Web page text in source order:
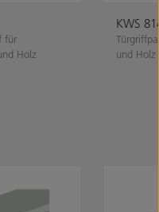
für
Holz
KWS
und Holz